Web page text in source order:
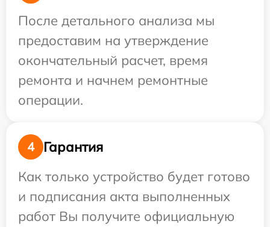
После детального анализа мы
предоставим на утверждение
окончательный расчет, время
ремонта и начнем ремонтные
операции.
4
Гарантия
Как только устройство будет готово
и подписания акта выполненных
работ Вы получите официальную